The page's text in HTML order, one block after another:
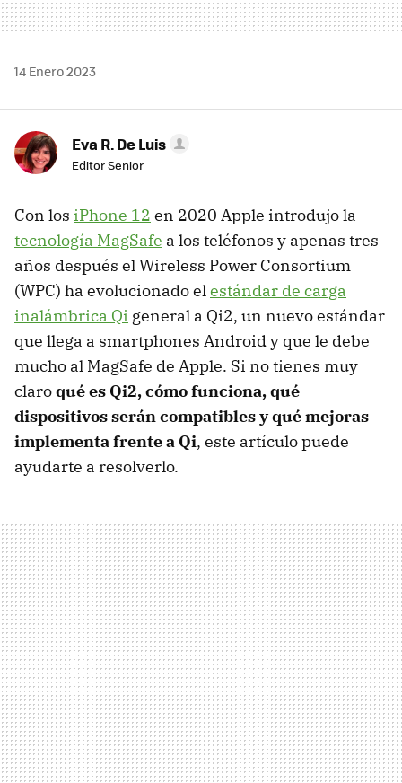
14 Enero 2023
Eva R. De Luis
Editor Senior
Con los iPhone 12 en 2020 Apple introdujo la
tecnología MagSafe a los teléfonos y apenas tres
años después el Wireless Power Consortium
(WPC) ha evolucionado elestándar de carga
inalámbrica Qi general a Qi2, un nuevo estándar
que llega a smartphones Android y que le debe
mucho al MagSafe de Apple. Si no tienes muy
claroqué es Qi2, cómo funciona, qué
dispositivos serán compatibles y qué mejoras
implementa frente a Qi, este artículo puede
ayudarte a resolverlo.